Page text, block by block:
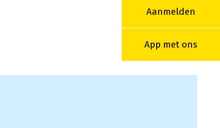
Aanmelden
App met ons